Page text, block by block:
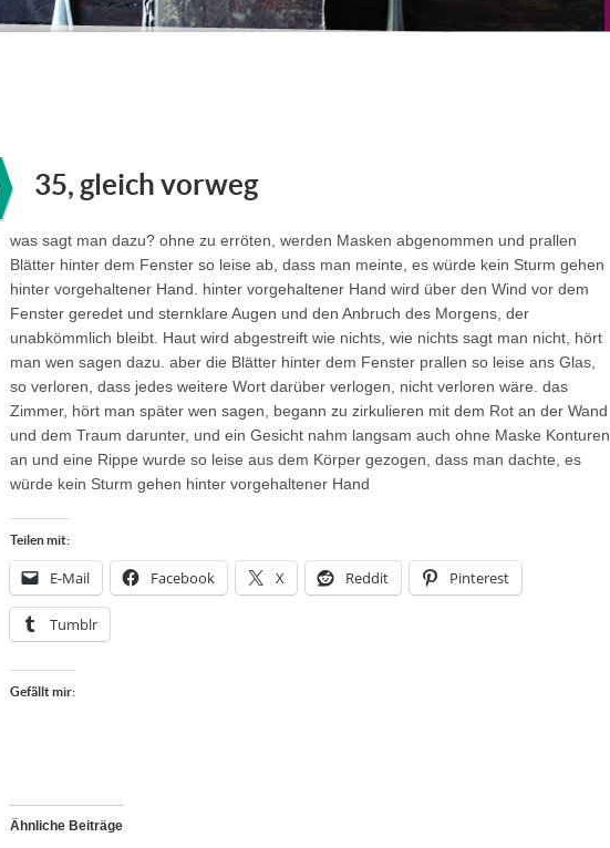
35, gleich vorweg
was sagt man dazu? ohne zu erröten, werden Masken abgenommen und prallen
Blätter hinter dem Fenster so leise ab, dass man meinte, es würde kein Sturm gehen
hinter vorgehaltener Hand. hinter vorgehaltener Hand wird über den Wind vor dem
Fenster geredet und sternklare Augen und den Anbruch des Morgens, der
unabkömmlich bleibt. Haut wird abgestreift wie nichts, wie nichts sagt man nicht, hört
man wen sagen dazu. aber die Blätter hinter dem Fenster prallen so leise ans Glas,
so verloren, dass jedes weitere Wort darüber verlogen, nicht verloren wäre. das
Zimmer, hört man später wen sagen, begann zu zirkulieren mit dem Rot an der Wand
und dem Traum darunter, und ein Gesicht nahm langsam auch ohne Maske Konturen
an und eine Rippe wurde so leise aus dem Körper gezogen, dass man dachte, es
würde kein Sturm gehen hinter vorgehaltener Hand
Teilen mit:
E-Mail Facebook X Reddit Pinterest
Tumblr
Gefällt mir:
Ähnliche Beiträge